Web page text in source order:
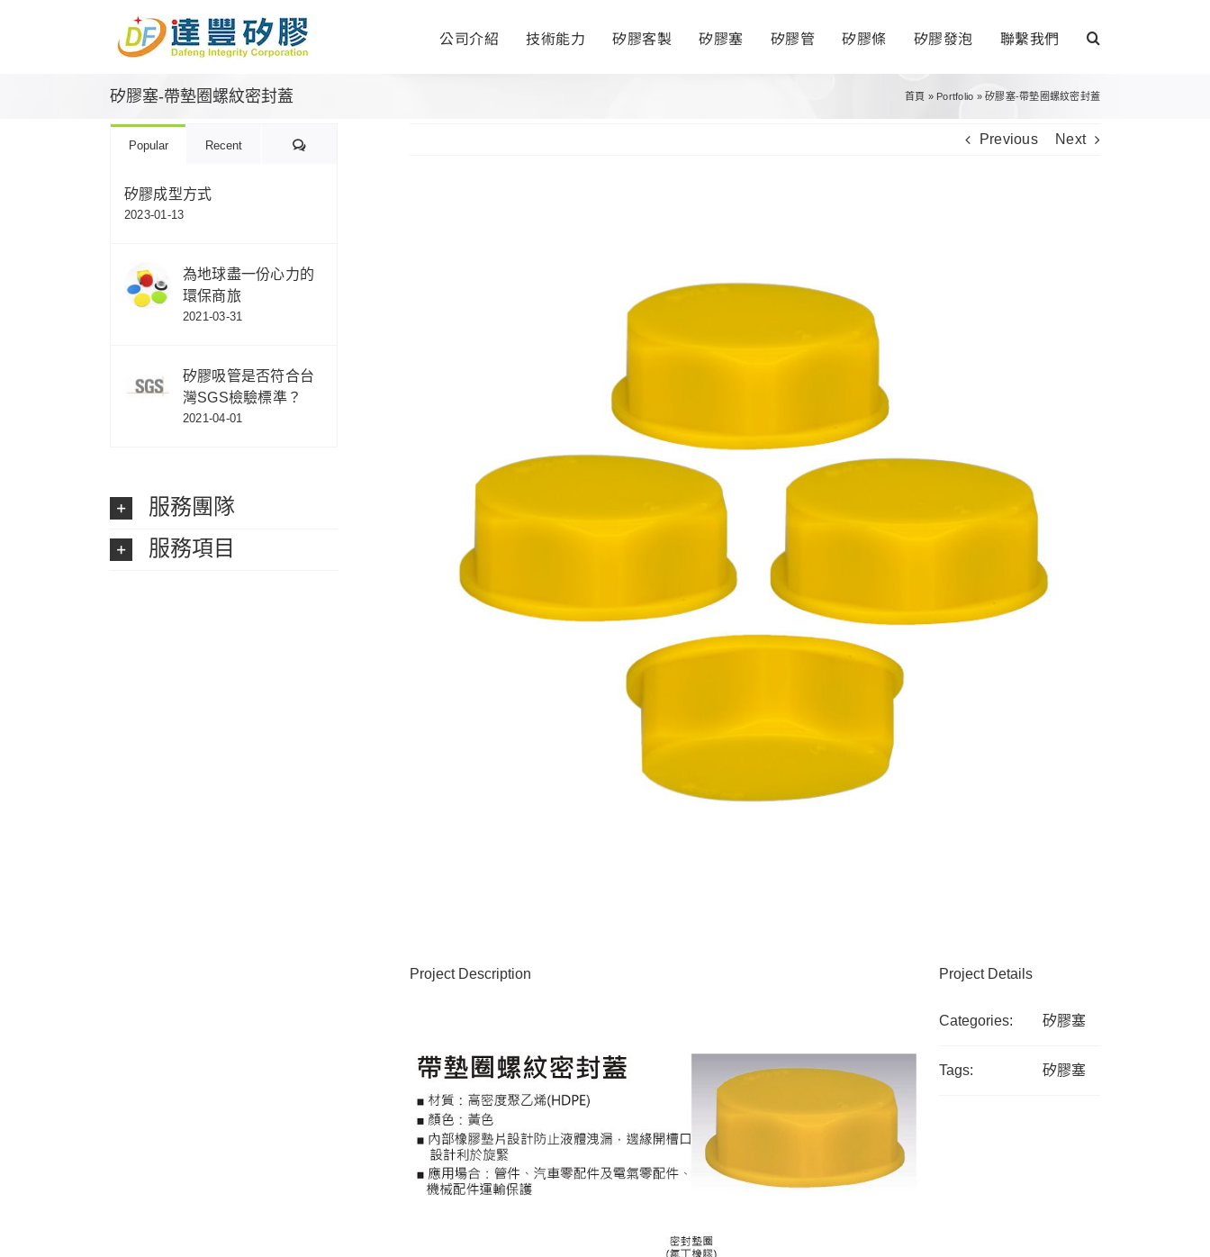
公司介紹 技術能力 矽膠客製 矽膠塞 矽膠管 矽膠條 矽膠發泡 聯繫我們
矽膠塞-帶墊圈螺紋密封蓋 首頁 » Portfolio »矽膠塞-帶墊圈螺紋密封蓋
Previous Next
Project Description Project Details
Categories: 矽膠塞
Tags: 矽膠塞
Popular Recent Comments
矽膠成型方式
2023-01-13
為地球盡一份心力的
環保商旅
2021-03-31
矽膠吸管是否符合台
灣SGS檢驗標準？
2021-04-01
服務團隊
服務項目